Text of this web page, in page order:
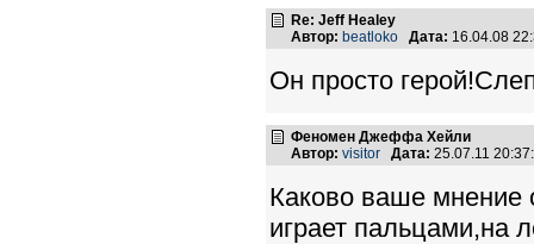
Re: Jeff Healey
Автор: beatloko Дата: 16.04.08
Он просто
Феномен Джеффа Хейли
Автор: visitor Дата: 25.07.11
Каково ваше
играет пальцами,на